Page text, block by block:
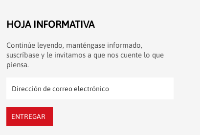
HOJA INFORMATIVA
Continúe leyendo, manténgase informado,
suscríbase y le invitamos a que nos cuente lo que
piensa.
ENTREGAR